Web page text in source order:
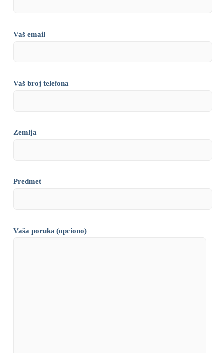
Vaš email
Vaš broj telefona
Zemlja
Predmet
Vaša poruka (opciono)